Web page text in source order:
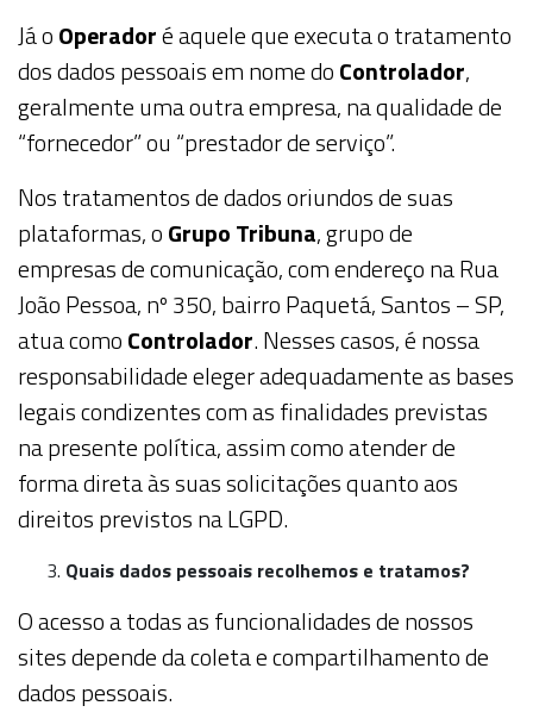
Já oOperadoré aquele que executa o tratamento
dos dados pessoais em nome doControlador,
geralmente uma outra empresa, na qualidade de
“fornecedor” ou “prestador de serviço”.
Nos tratamentos de dados oriundos de suas
plataformas, oGrupo Tribuna, grupo de
empresas de comunicação, com endereço na Rua
João Pessoa, nº 350, bairro Paquetá, Santos – SP,
atua comoControlador. Nesses casos, é nossa
responsabilidade eleger adequadamente as bases
legais condizentes com as finalidades previstas
na presente política, assim como atender de
forma direta às suas solicitações quanto aos
direitos previstos na LGPD.
Quais dados pessoais recolhemos e tratamos?
O acesso a todas as funcionalidades de nossos
sites depende da coleta e compartilhamento de
dados pessoais.